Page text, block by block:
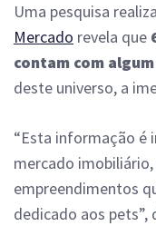
Uma pesquisa
Mercado revela que
contam com
deste universo, a
“Esta informação é
mercado
empreendimentos
dedicado aos